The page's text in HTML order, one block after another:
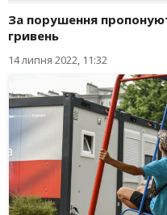
За порушення
гривень
14 липня 2022, 11:32